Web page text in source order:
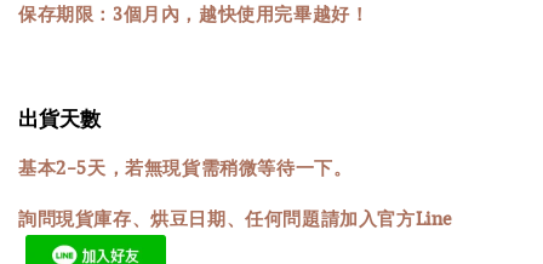
保存期限：3個月內，越快使用完畢越好！
出貨天數
基本2-5天，若無現貨需稍微等待一下。
詢問現貨庫存、烘豆日期、任何問題請加入官方Line